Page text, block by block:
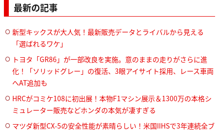
最新の記事
新型キックスが大人気！最新販売データとライバルから見える
「選ばれるワケ」
トヨタ「GR86」が一部改良を実施。意のままの走りがさらに進
化！「ソリッドグレー」の復活、3眼アイサイト採用、レース車両
へAT追加も
HRCがコミケ108に初出展！本物F1マシン展示＆1300万の本格シ
ミュレーター販売などホンダの本気が凄すぎる
マツダ新型CX-5の安全性能が素晴らしい！米国IIHSで3年連続全ブ